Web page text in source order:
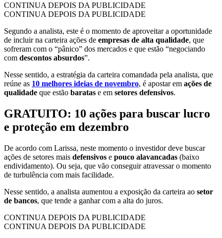
CONTINUA DEPOIS DA PUBLICIDADE
CONTINUA DEPOIS DA PUBLICIDADE
Segundo a analista, este é o momento de aproveitar a oportunidade
de incluir na carteira ações de empresas de alta qualidade, que
sofreram com o “pânico” dos mercados e que estão “negociando
com descontos absurdos”.
Nesse sentido, a estratégia da carteira comandada pela analista, que
reúne as 10 melhores ideias de novembro, é apostar em ações de
qualidade que estão baratas e em setores defensivos.
GRATUITO: 10 ações para buscar lucro
e proteção em dezembro
De acordo com Larissa, neste momento o investidor deve buscar
ações de setores mais defensivos e pouco alavancadas (baixo
endividamento). Ou seja, que vão conseguir atravessar o momento
de turbulência com mais facilidade.
Nesse sentido, a analista aumentou a exposição da carteira ao setor
de bancos, que tende a ganhar com a alta do juros.
CONTINUA DEPOIS DA PUBLICIDADE
CONTINUA DEPOIS DA PUBLICIDADE